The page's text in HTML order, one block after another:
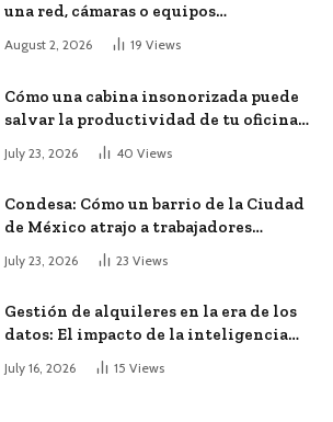
una red, cámaras o equipos
tecnológicos en una empresa
August 2, 2026 19 Views
Cómo una cabina insonorizada puede
salvar la productividad de tu oficina
July 23, 2026 40 Views
Condesa: Cómo un barrio de la Ciudad
de México atrajo a trabajadores
remotos de todo el mundo
July 23, 2026 23 Views
Gestión de alquileres en la era de los
datos: El impacto de la inteligencia
July 16, 2026 15 Views